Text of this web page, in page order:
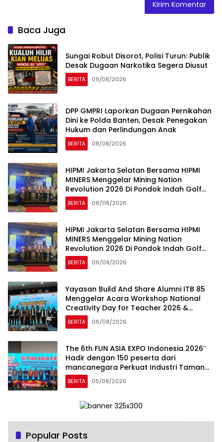
Baca Juga
Sungai Robut Disorot, Polisi Turun: Publik
Desak Dugaan Narkotika Segera Diusut
BERITA 09/08/2026
DPP GMPRI Laporkan Dugaan Pernikahan
Dini ke Polda Banten, Desak Penegakan
Hukum dan Perlindungan Anak
BERITA 08/08/2026
HIPMI Jakarta Selatan Bersama HIPMI
MINERS Menggelar Mining Nation
Revolution 2026 Di Pondok Indah Golf
Jakarta
BERITA 06/08/2026
HIPMI Jakarta Selatan Bersama HIPMI
MINERS Menggelar Mining Nation
Revolution 2026 Di Pondok Indah Golf
Jakarta
BERITA 06/08/2026
Yayasan Build And Share Alumni ITB 85
Menggelar Acara Workshop National
Creativity Day for Teacher 2026 &
Dibuka Resmi Pramono Anung (Gubernur
DKI Jakarta)
BERITA 06/08/2026
The 6th FUN ASIA EXPO Indonesia 2026″
Hadir dengan 150 peserta dari
mancanegara Perkuat Industri Taman
Rekreasi dan Ekosistem Pariwisata di
Tanah Air
BERITA 05/08/2026
Popular Posts